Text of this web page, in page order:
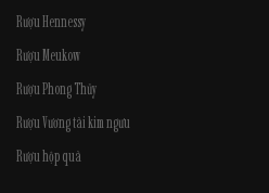
Rượu Hennessy
Rượu Meukow
Rượu Phong Thủy
Rượu Vương tài kim ngưu
Rượu hộp quà